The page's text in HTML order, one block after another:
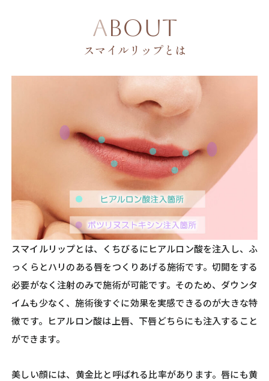
ABOUT
スマイルリップとは
スマイルリップとは、くちびるにヒアルロン酸を注入し、ふ
っくらとハリのある唇をつくりあげる施術です。切開をする
必要がなく注射のみで施術が可能です。そのため、ダウンタ
イムも少なく、施術後すぐに効果を実感できるのが大きな特
徴です。ヒアルロン酸は上唇、下唇どちらにも注入すること
ができます。
美しい顔には、黄金比と呼ばれる比率があります。唇にも黄